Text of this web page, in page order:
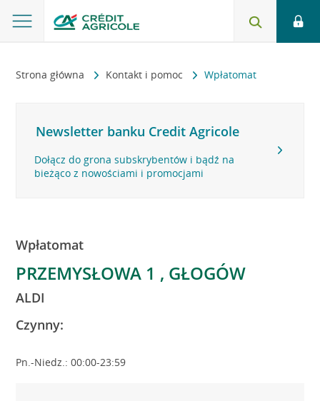
Strona główna Kontakt i pomoc Wpłatomat
Newsletter banku Credit Agricole
Dołącz do grona subskrybentów i bądź na
bieżąco z nowościami i promocjami
Wpłatomat
PRZEMYSŁOWA 1 , GŁOGÓW
ALDI
Czynny:
Pn.-Niedz.: 00:00-23:59